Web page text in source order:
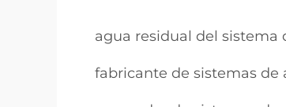
agua residual del sistema
fabricante de sistemas de